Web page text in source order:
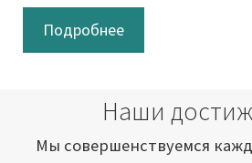
Подробнее
Наши
Мы совершенствуемся